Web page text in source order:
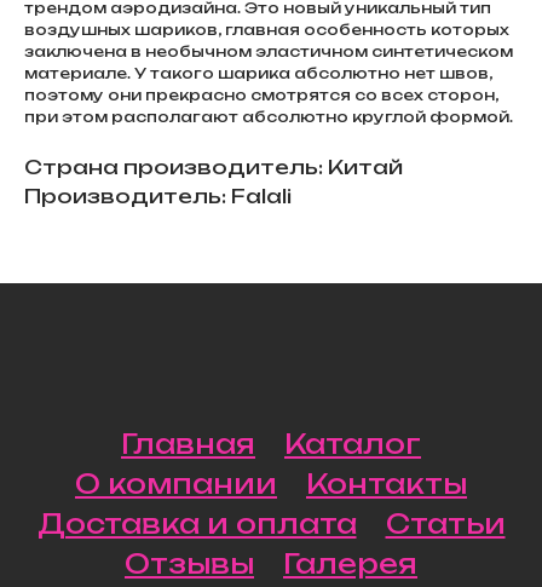
трендом аэродизайна. Это новый уникальный тип
воздушных шариков, главная особенность которых
заключена в необычном эластичном синтетическом
материале. У такого шарика абсолютно нет швов,
поэтому они прекрасно смотрятся со всех сторон,
при этом располагают абсолютно круглой формой.
Страна производитель: Китай
Производитель: Falali
Главная
Каталог
О компании
Контакты
Доставка и оплата
Статьи
Отзывы
Галерея